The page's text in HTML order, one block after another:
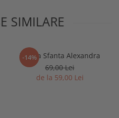
SIMILARE
-14%
Icoana Sfanta Alexandra
69,00 Lei
de la 59,00 Lei